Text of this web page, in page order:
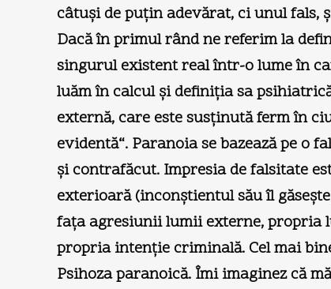
câtuşi de puţin adevărat, ci unul fals,
Dacă în primul rând ne referim la
singurul existent real într-o lume în
luăm în calcul şi definiţia sa
externă, care este susţinută ferm în
evidentă“. Paranoia se bazează pe o
şi contrafăcut. Impresia de falsitate
exterioară (inconştientul său îl
faţa agresiunii lumii externe, propria
propria intenţie criminală. Cel mai
Psihoza paranoică. Îmi imaginez că